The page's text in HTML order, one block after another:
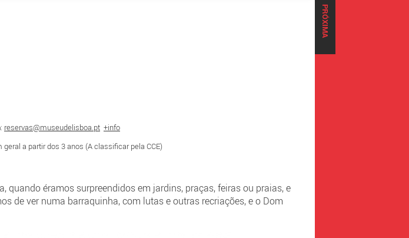
PRÓXIMA
: reservas@museudelisboa.pt +info
a partir dos 3 anos (A classificar pela CCE)
quando éramos surpreendidos em jardins, praças, feiras ou praias, e
de ver numa barraquinha, com lutas e outras recriações, e o Dom